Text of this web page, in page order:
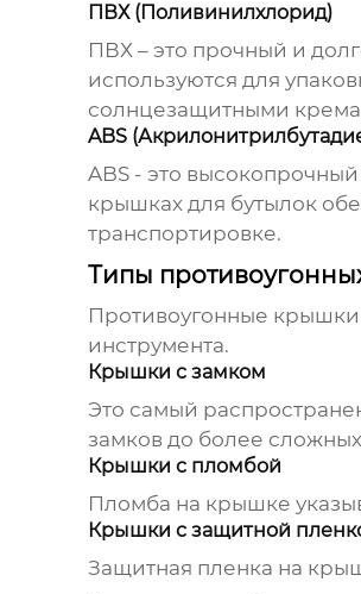
ПВХ (Поливинилхлорид)
ПВХ – это прочный и
используются для
солнцезащитными
ABS
ABS - это
крышках для бутылок
транспортировке.
Типы
Противоугонные крышки
инструмента.
Крышки с замком
Это самый
замков до более
Крышки с пломбой
Пломба на крышке
Крышки с защитной
Защитная пленка на